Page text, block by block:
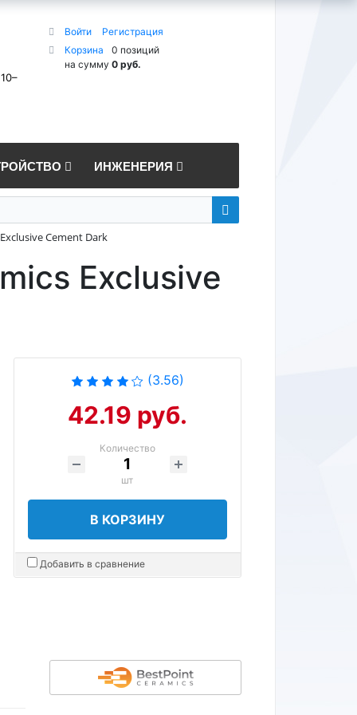
Войти
Регистрация
Корзина
0 позиций
на сумму 0 руб.
ИНЖЕНЕРИЯ
Cement Dark
Exclusive
(3.56)
42.19 руб.
Количество
шт
В КОРЗИНУ
Добавить в сравнение